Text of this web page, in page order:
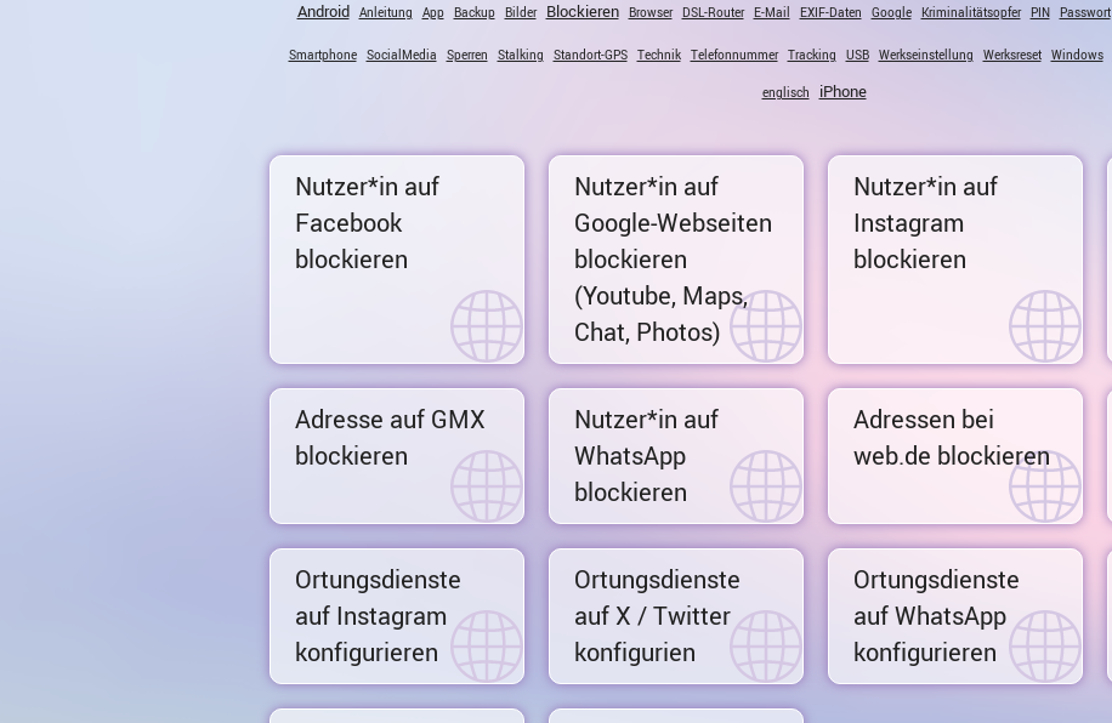
Android Anleitung App Backup Bilder Blockieren Browser DSL-Router E-Mail EXIF-Daten Google Kriminalitätsopfer PIN Passwort
Smartphone SocialMedia Sperren Stalking Standort-GPS Technik Telefonnummer Tracking USB Werkseinstellung Werksreset Windows
englisch iPhone
Nutzer*in auf
Facebook
blockieren
Nutzer*in auf
Google-Webseiten
blockieren
(Youtube, Maps,
Chat, Photos)
Nutzer*in auf
Instagram
blockieren
Adresse auf GMX
blockieren
Nutzer*in auf
WhatsApp
blockieren
Adressen bei
web.de blockieren
Ortungsdienste
auf Instagram
konfigurieren
Ortungsdienste
auf X / Twitter
konfigurien
Ortungsdienste
auf WhatsApp
konfigurieren